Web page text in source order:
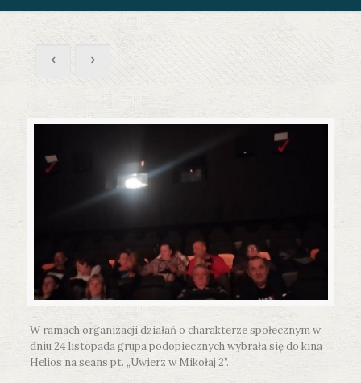
W ramach organizacji działań o charakterze społecznym w
dniu 24 listopada grupa podopiecznych wybrała się do kina
Helios na seans pt. „Uwierz w Mikołaj 2”.